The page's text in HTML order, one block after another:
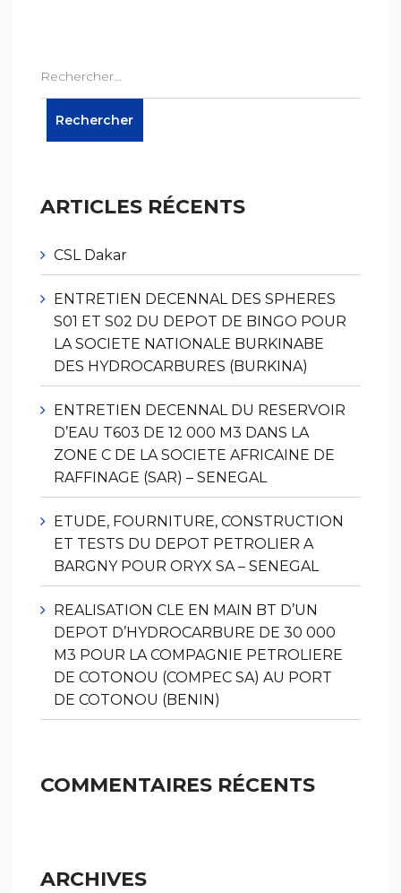
ARTICLES RÉCENTS
CSL Dakar
ENTRETIEN DECENNAL DES SPHERES
S01 ET S02 DU DEPOT DE BINGO POUR
LA SOCIETE NATIONALE BURKINABE
DES HYDROCARBURES (BURKINA)
ENTRETIEN DECENNAL DU RESERVOIR
D’EAU T603 DE 12 000 M3 DANS LA
ZONE C DE LA SOCIETE AFRICAINE DE
RAFFINAGE (SAR) – SENEGAL
ETUDE, FOURNITURE, CONSTRUCTION
ET TESTS DU DEPOT PETROLIER A
BARGNY POUR ORYX SA – SENEGAL
REALISATION CLE EN MAIN BT D’UN
DEPOT D’HYDROCARBURE DE 30 000
M3 POUR LA COMPAGNIE PETROLIERE
DE COTONOU (COMPEC SA) AU PORT
DE COTONOU (BENIN)
COMMENTAIRES RÉCENTS
ARCHIVES